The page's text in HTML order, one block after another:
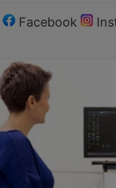
Facebook